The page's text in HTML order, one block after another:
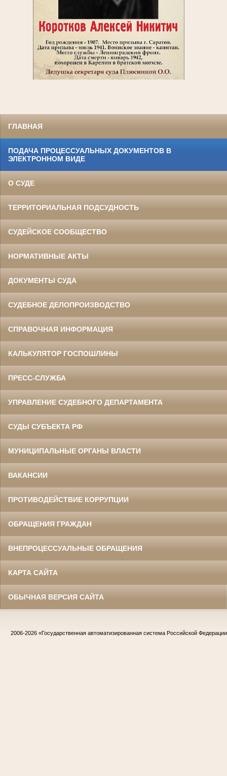
ГЛАВНАЯ
ПОДАЧА ПРОЦЕССУАЛЬНЫХ ДОКУМЕНТОВ В
ЭЛЕКТРОННОМ ВИДЕ
О СУДЕ
ТЕРРИТОРИАЛЬНАЯ ПОДСУДНОСТЬ
СУДЕЙСКОЕ СООБЩЕСТВО
НОРМАТИВНЫЕ АКТЫ
ДОКУМЕНТЫ СУДА
СУДЕБНОЕ ДЕЛОПРОИЗВОДСТВО
СПРАВОЧНАЯ ИНФОРМАЦИЯ
КАЛЬКУЛЯТОР ГОСПОШЛИНЫ
ПРЕСС-СЛУЖБА
УПРАВЛЕНИЕ СУДЕБНОГО ДЕПАРТАМЕНТА
СУДЫ СУБЪЕКТА РФ
МУНИЦИПАЛЬНЫЕ ОРГАНЫ ВЛАСТИ
ВАКАНСИИ
ПРОТИВОДЕЙСТВИЕ КОРРУПЦИИ
ОБРАЩЕНИЯ ГРАЖДАН
ВНЕПРОЦЕССУАЛЬНЫЕ ОБРАЩЕНИЯ
КАРТА САЙТА
ОБЫЧНАЯ ВЕРСИЯ САЙТА
2006-2026 «Государственная автоматизированная система Российской